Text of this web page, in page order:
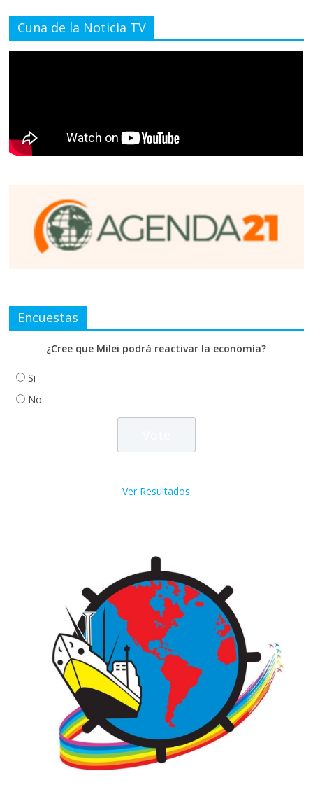
Cuna de la Noticia TV
Encuestas
¿Cree que Milei podrá reactivar la economía?
Si
No
Ver Resultados